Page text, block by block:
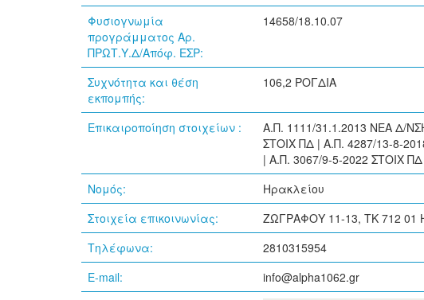
Φυσιογνωμία
προγράμματος Αρ.
ΠΡΩΤ.Υ.Δ/Απόφ. ΕΣΡ:
14658/18.10.07
Συχνότητα και θέση
εκπομπής:
106,2 ΡΟΓΔΙΑ
Επικαιροποίηση στοιχείων :
Α.Π. 1111/31.1.2013 ΝΕΑ Δ/
ΣΤΟΙΧ ΠΔ | Α.Π. 4287/13-8-
| Α.Π. 3067/9-5-2022 ΣΤΟΙΧ
Νομός:
Ηρακλείου
Στοιχεία επικοινωνίας:
ΖΩΓΡΑΦΟΥ 11-13, ΤΚ 712 01
Τηλέφωνα:
2810315954
E-mail:
info@alpha1062.gr